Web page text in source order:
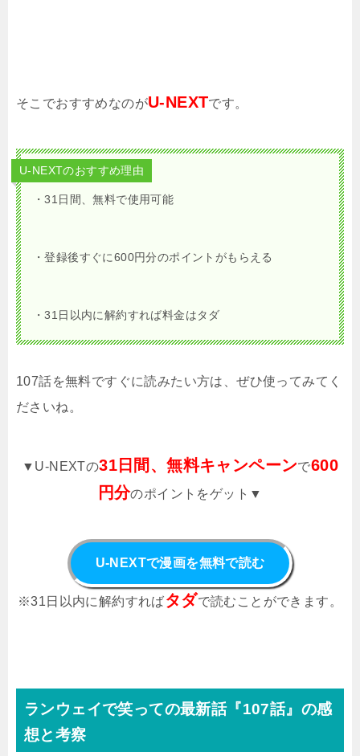
そこでおすすめなのがU-NEXTです。
U-NEXTのおすすめ理由
・31日間、無料で使用可能
・登録後すぐに600円分のポイントがもらえる
・31日以内に解約すれば料金はタダ
107話を無料ですぐに読みたい方は、ぜひ使ってみてく
ださいね。
▼U-NEXTの31日間、無料キャンペーンで600
円分のポイントをゲット▼
U-NEXTで漫画を無料で読む
※31日以内に解約すればタダで読むことができます。
ランウェイで笑っての最新話『107話』の感
想と考察